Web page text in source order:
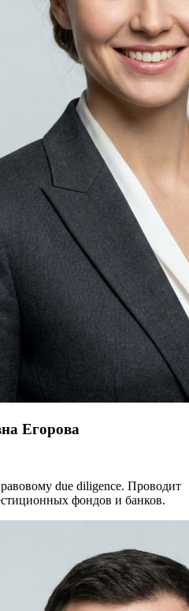
Егорова
due diligence. Проводит
фондов и банков.